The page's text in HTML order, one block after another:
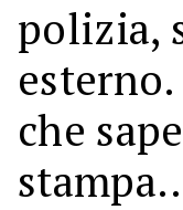
polizia,
che